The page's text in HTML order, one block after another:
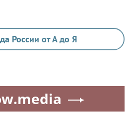
России от А до Я